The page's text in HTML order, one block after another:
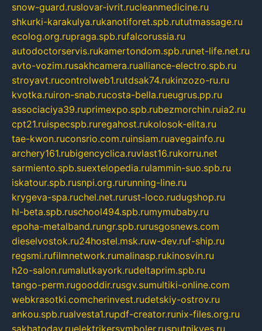
snow-guard.ruslovar-ivrit.rucleanmedicine.ru
shkurki-karakulya.rukanotiforet.spb.rututmassage.ru
ecolog.org.rupraga.spb.rufalcorussia.ru
autodoctorservis.rukamertondom.spb.runet-life.net.ru
avto-vozim.rusakhcamera.rualliance-electro.spb.ru
stroyavt.rucontrolweb1.rutdsak74.rukinzozo-ru.ru
kvotka.ruiron-snab.rucosta-bella.rueugrus.pp.ru
associaciya39.ruprimexpo.spb.rubezmorchin.ruia2.ru
cpt21.ruispecspb.ruregahost.rukolosok-elita.ru
tae-kwon.ruconsrio.com.ruinsiam.ruavegainfo.ru
archery161.rubigencyclica.ruvlast16.rukorru.net
sarmiento.spb.suextelopedia.rulammin-suo.spb.ru
iskatour.spb.rusnpi.org.rurunning-line.ru
krygeva-spa.ruchel.net.rurust-loco.rudugshop.ru
hl-beta.spb.ruschool494.spb.rumymubaby.ru
epoha-metalband.rungr.spb.rurusgosnews.com
dieselvostok.ru24hostel.msk.ruw-dev.ruf-ship.ru
regsmi.rufilmnetwork.rumalinasp.rukinosvin.ru
h2o-salon.rumalutkayork.rudeltaprim.spb.ru
tango-perm.rugooddir.rusgv.sumultiki-online.com
webkrasotki.comcherinvest.rudetskiy-ostrov.ru
ankou.spb.rualvesta1.rupdf-creator.runix-files.org.ru
sakhatoday.ruelektrikersymboler.rusputnikyes.ru